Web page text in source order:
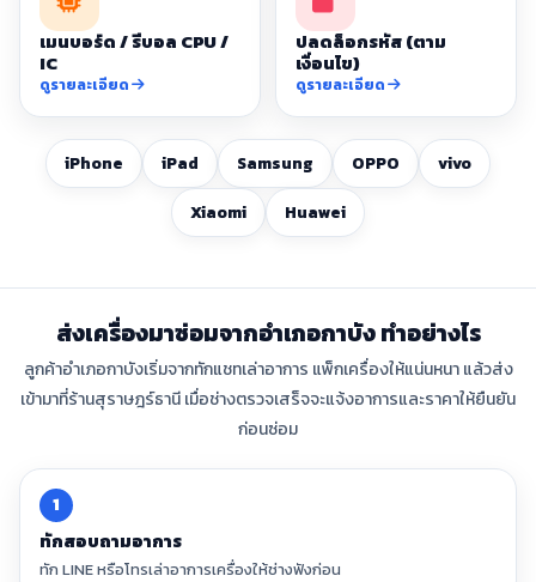
เมนบอร์ด / รีบอล CPU /
IC
ดูรายละเอียด
ปลดล็อกรหัส (ตาม
เงื่อนไข)
ดูรายละเอียด
iPhone iPad Samsung OPPO vivo
Xiaomi Huawei
ส่งเครื่องมาซ่อมจากอำเภอกาบัง ทำอย่างไร
ลูกค้าอำเภอกาบังเริ่มจากทักแชทเล่าอาการ แพ็กเครื่องให้แน่นหนา แล้วส่ง
เข้ามาที่ร้านสุราษฎร์ธานี เมื่อช่างตรวจเสร็จจะแจ้งอาการและราคาให้ยืนยัน
ก่อนซ่อม
1
ทักสอบถามอาการ
ทัก LINE หรือโทรเล่าอาการเครื่องให้ช่างฟังก่อน